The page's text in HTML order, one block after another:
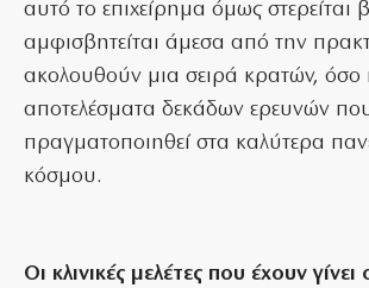
αυτό το επιχείρημα όμως
αμφισβητείται άμεσα από την
ακολουθούν μια σειρά κρατών, όσο
αποτελέσματα δεκάδων ερευνών
πραγματοποιηθεί στα καλύτερα
κόσμου.
Οι κλινικές μελέτες που έχουν